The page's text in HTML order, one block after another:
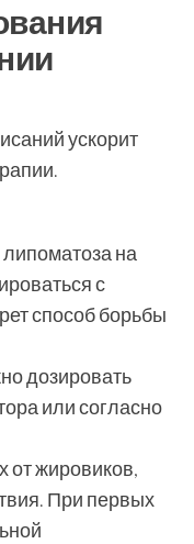
ускорит
на
с
способ борьбы
дозировать
или согласно
от жировиков,
При первых